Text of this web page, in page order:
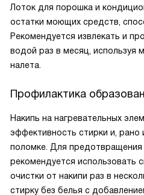
Лоток для порошка и
остатки моющих средств,
Рекомендуется извлекать и
водой раз в месяц, используя
налета.
Профилактика
Накипь на нагревательных
эффективность стирки и, рано
поломке. Для предотвращения
рекомендуется использовать
очистки от накипи раз в
стирку без белья с